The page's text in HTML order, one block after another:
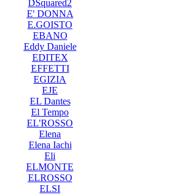
DSquared2
E' DONNA
E.GOISTO
EBANO
Eddy Daniele
EDITEX
EFFETTI
EGIZIA
EJE
EL Dantes
El Tempo
EL'ROSSO
Elena
Elena Iachi
Eli
ELMONTE
ELROSSO
ELSI